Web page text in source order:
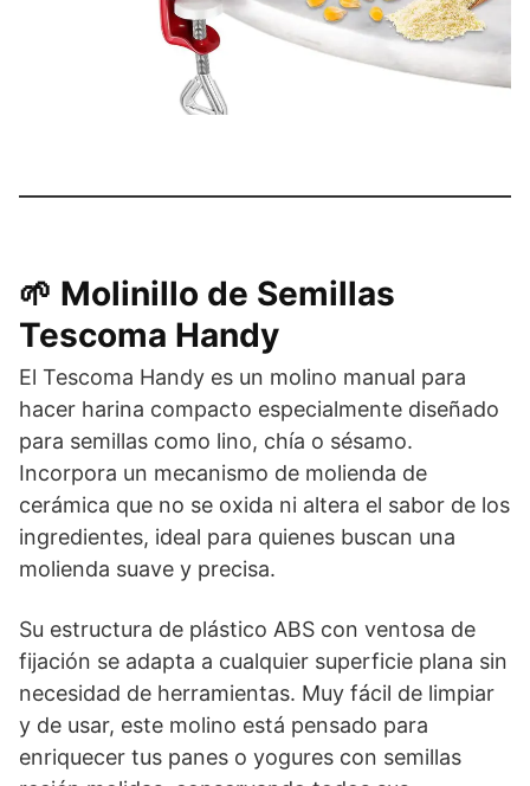
🌱 Molinillo de Semillas
Tescoma Handy
El Tescoma Handy es un molino manual para
hacer harina compacto especialmente diseñado
para semillas como lino, chía o sésamo.
Incorpora un mecanismo de molienda de
cerámica que no se oxida ni altera el sabor de los
ingredientes, ideal para quienes buscan una
molienda suave y precisa.
Su estructura de plástico ABS con ventosa de
fijación se adapta a cualquier superficie plana sin
necesidad de herramientas. Muy fácil de limpiar
y de usar, este molino está pensado para
enriquecer tus panes o yogures con semillas